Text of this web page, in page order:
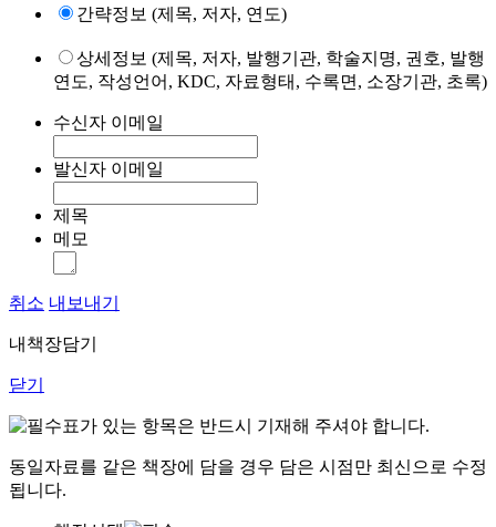
간략정보 (제목, 저자, 연도)
상세정보 (제목, 저자, 발행기관, 학술지명, 권호, 발행
연도, 작성언어, KDC, 자료형태, 수록면, 소장기관, 초록)
수신자 이메일
발신자 이메일
제목
메모
취소 내보내기
내책장담기
닫기
표가 있는 항목은 반드시 기재해 주셔야 합니다.
동일자료를 같은 책장에 담을 경우 담은 시점만 최신으로 수정
됩니다.